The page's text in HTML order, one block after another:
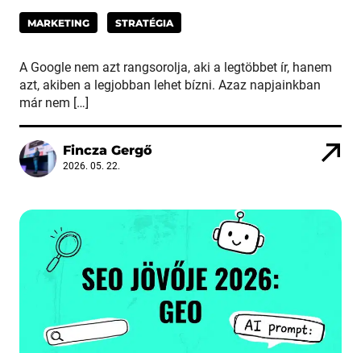
MARKETING STRATÉGIA
A Google nem azt rangsorolja, aki a legtöbbet ír, hanem
azt, akiben a legjobban lehet bízni. Azaz napjainkban
már nem […]
Fincza Gergő
2026. 05. 22.